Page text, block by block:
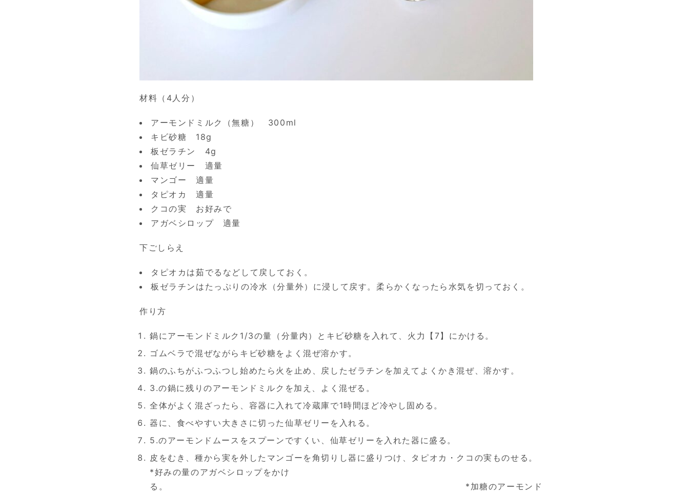
材料（4人分）
アーモンドミルク（無糖） 300ml
キビ砂糖 18g
板ゼラチン 4g
仙草ゼリー 適量
マンゴー 適量
タピオカ 適量
クコの実 お好みで
アガベシロップ 適量
下ごしらえ
タピオカは茹でるなどして戻しておく。
板ゼラチンはたっぷりの冷水（分量外）に浸して戻す。柔らかくなったら水気を切っておく。
作り方
鍋にアーモンドミルク1/3の量（分量内）とキビ砂糖を入れて、火力【7】にかける。
ゴムベラで混ぜながらキビ砂糖をよく混ぜ溶かす。
鍋のふちがふつふつし始めたら火を止め、戻したゼラチンを加えてよくかき混ぜ、溶かす。
3.の鍋に残りのアーモンドミルクを加え、よく混ぜる。
全体がよく混ざったら、容器に入れて冷蔵庫で1時間ほど冷やし固める。
器に、食べやすい大きさに切った仙草ゼリーを入れる。
5.のアーモンドムースをスプーンですくい、仙草ゼリーを入れた器に盛る。
皮をむき、種から実を外したマンゴーを角切りし器に盛りつけ、タピオカ・クコの実ものせる。
*好みの量のアガベシロップをかけ
る。 *加糖のアーモンド